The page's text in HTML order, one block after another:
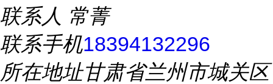
联系人 常菁
联系手机18394132296
所在地址甘肃省兰州市城关区